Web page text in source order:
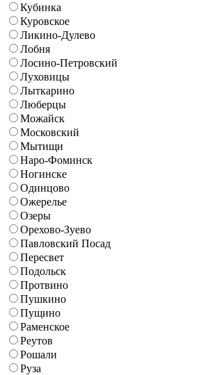
Кубинка
Куровское
Ликино-Дулево
Лобня
Лосино-Петровский
Луховицы
Лыткарино
Люберцы
Можайск
Московский
Мытищи
Наро-Фоминск
Ногинске
Одинцово
Ожерелье
Озеры
Орехово-Зуево
Павловский Посад
Пересвет
Подольск
Протвино
Пушкино
Пущино
Раменское
Реутов
Рошали
Руза